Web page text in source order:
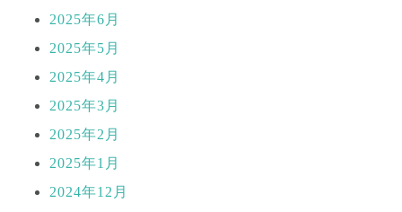
2025年6月
2025年5月
2025年4月
2025年3月
2025年2月
2025年1月
2024年12月